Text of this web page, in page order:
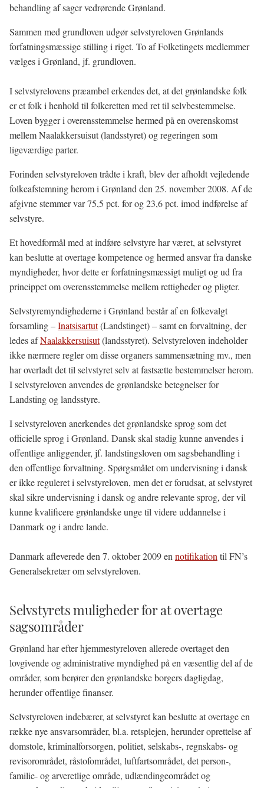
behandling af sager vedrørende Grønland.
Sammen med grundloven udgør selvstyreloven Grønlands
forfatningsmæssige stilling i riget. To af Folketingets medlemmer
vælges i Grønland, jf. grundloven.
I selvstyrelovens præambel erkendes det, at det grønlandske folk
er et folk i henhold til folkeretten med ret til selvbestemmelse.
Loven bygger i overensstemmelse hermed på en overenskomst
mellem Naalakkersuisut (landsstyret) og regeringen som
ligeværdige parter.
Forinden selvstyreloven trådte i kraft, blev der afholdt vejledende
folkeafstemning herom i Grønland den 25. november 2008. Af de
afgivne stemmer var 75,5 pct. for og 23,6 pct. imod indførelse af
selvstyre.
Et hovedformål med at indføre selvstyre har været, at selvstyret
kan beslutte at overtage kompetence og hermed ansvar fra danske
myndigheder, hvor dette er forfatningsmæssigt muligt og ud fra
princippet om overensstemmelse mellem rettigheder og pligter.
Selvstyremyndighederne i Grønland består af en folkevalgt
forsamling –Inatsisartut(Landstinget) – samt en forvaltning, der
ledes afNaalakkersuisut(landsstyret). Selvstyreloven indeholder
ikke nærmere regler om disse organers sammensætning mv., men
har overladt det til selvstyret selv at fastsætte bestemmelser herom.
I selvstyreloven anvendes de grønlandske betegnelser for
Landsting og landsstyre.
I selvstyreloven anerkendes det grønlandske sprog som det
officielle sprog i Grønland. Dansk skal stadig kunne anvendes i
offentlige anliggender, jf. landstingsloven om sagsbehandling i
den offentlige forvaltning. Spørgsmålet om undervisning i dansk
er ikke reguleret i selvstyreloven, men det er forudsat, at selvstyret
skal sikre undervisning i dansk og andre relevante sprog, der vil
kunne kvalificere grønlandske unge til videre uddannelse i
Danmark og i andre lande.
Danmark afleverede den 7. oktober 2009 en notifikation til FN’s
Generalsekretær om selvstyreloven.
Selvstyrets muligheder for at overtage
sagsområder
Grønland har efter hjemmestyreloven allerede overtaget den
lovgivende og administrative myndighed på en væsentlig del af de
områder, som berører den grønlandske borgers dagligdag,
herunder offentlige finanser.
Selvstyreloven indebærer, at selvstyret kan beslutte at overtage en
række nye ansvarsområder, bl.a. retsplejen, herunder oprettelse af
domstole, kriminalforsorgen, politiet, selskabs-, regnskabs- og
revisorområdet, råstofområdet, luftfartsområdet, det person-,
familie- og arveretlige område, udlændingeområdet og